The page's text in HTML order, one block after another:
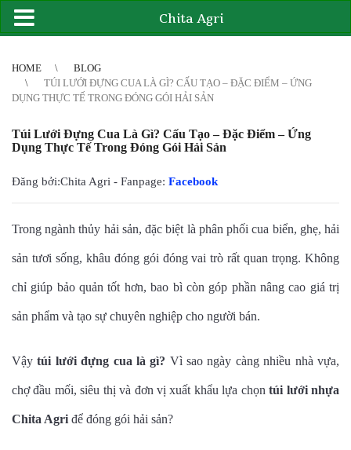
HOME
BLOG
TÚI LƯỚI ĐỰNG CUA LÀ GÌ? CẤU TẠO – ĐẶC ĐIỂM – ỨNG
DỤNG THỰC TẾ TRONG ĐÓNG GÓI HẢI SẢN
Túi Lưới Đựng Cua Là Gì? Cấu Tạo – Đặc Điểm – Ứng
Dụng Thực Tế Trong Đóng Gói Hải Sản
Đăng bởi:Chita Agri - Fanpage: Facebook
Trong ngành thủy hải sản, đặc biệt là phân phối cua biển, ghẹ, hải
sản tươi sống, khâu đóng gói đóng vai trò rất quan trọng. Không
chỉ giúp bảo quản tốt hơn, bao bì còn góp phần nâng cao giá trị
sản phẩm và tạo sự chuyên nghiệp cho người bán.
Vậytúi lưới đựng cua là gì? Vì sao ngày càng nhiều nhà vựa,
chợ đầu mối, siêu thị và đơn vị xuất khẩu lựa chọntúi lưới nhựa
Chita Agri để đóng gói hải sản?
Chita Agri